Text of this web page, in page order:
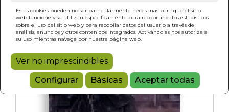
Estas cookies pueden no ser particularmente necesarias para que el sitio
web funcione y se utilizan específicamente para recopilar datos estadísticos
sobre el uso del sitio web y para recopilar datos del usuario a través de
análisis, anuncios y otros contenidos integrados. Activándolas nos autoriza a
su uso mientras navega por nuestra página web.
Ver no imprescindibles
Configurar
Básicas Aceptar todas